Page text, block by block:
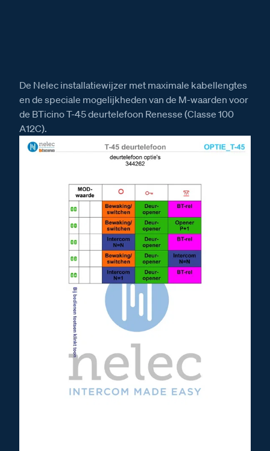
De Nelec installatiewijzer met maximale kabellengtes
en de speciale mogelijkheden van de M-waarden voor
de BTicino T-45 deurtelefoon Renesse (Classe 100
A12C).